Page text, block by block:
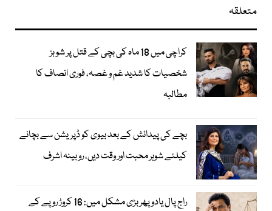
متعلقہ
کراچی میں 18 ماہ کی بچی کے قتل پر شوبز
شخصیات کا شدید غم و غصہ، فوری انصاف کا
مطالبہ
بچے کی پیدائش کے بعد بیوی کو ڈپریشن سے بچانے
کیلئے شوہر محبت اور وقت دیں، روبینہ اشرف
راج پال یادو پھر بڑی مشکل میں: 16 کروڑ روپے کے